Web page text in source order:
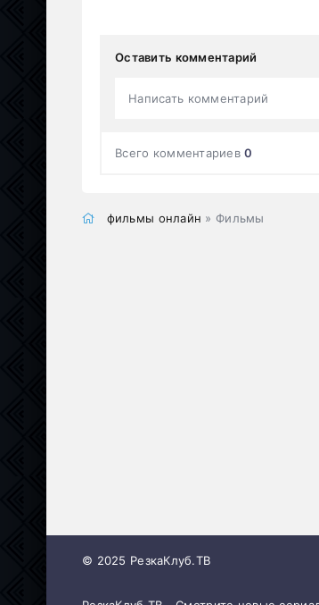
Оставить комментарий
Написать комментарий
Всего комментариев0
фильмы онлайн » Фильмы
© 2025 РезкаКлуб.ТВ